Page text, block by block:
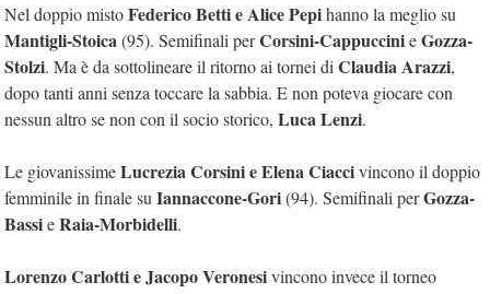
Nel doppio mistoFederico Betti e Alice Pepihanno la meglio su
Mantigli-Stoica(95). Semifinali perCorsini-CappuccinieGozza-
Stolzi. Ma è da sottolineare il ritorno ai tornei di Claudia Arazzi,
dopo tanti anni senza toccare la sabbia. E non poteva giocare con
nessun altro se non con il socio storico, Luca Lenzi.
Le giovanissimeLucrezia Corsini e Elena Ciaccivincono il doppio
femminile in finale su Iannaccone-Gori(94). Semifinali perGozza-
BassieRaia-Morbidelli.
Lorenzo Carlotti e Jacopo Veronesivincono invece il torneo